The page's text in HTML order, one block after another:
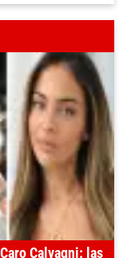
Calvagni: las